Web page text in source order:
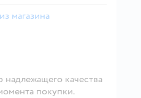
магазина
качества
покупки.